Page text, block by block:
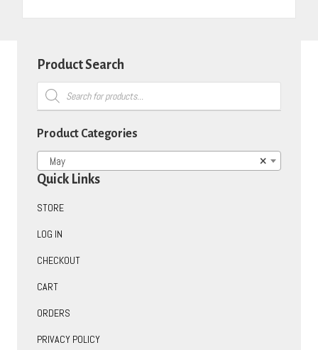
Product Search
Products
search
Product Categories
×
May
Quick Links
STORE
LOG IN
CHECKOUT
CART
ORDERS
PRIVACY POLICY